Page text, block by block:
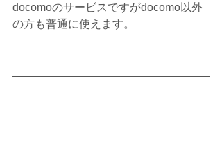
docomoのサービスですがdocomo以外
の方も普通に使えます。